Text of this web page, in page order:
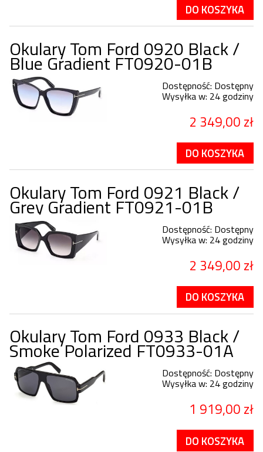
DO KOSZYKA
Okulary Tom Ford 0920 Black /
Blue Gradient FT0920-01B
Dostępność: Dostępny
Wysyłka w: 24 godziny
2 349,00 zł
DO KOSZYKA
Okulary Tom Ford 0921 Black /
Grey Gradient FT0921-01B
Dostępność: Dostępny
Wysyłka w: 24 godziny
2 349,00 zł
DO KOSZYKA
Okulary Tom Ford 0933 Black /
Smoke Polarized FT0933-01A
Dostępność: Dostępny
Wysyłka w: 24 godziny
1 919,00 zł
DO KOSZYKA